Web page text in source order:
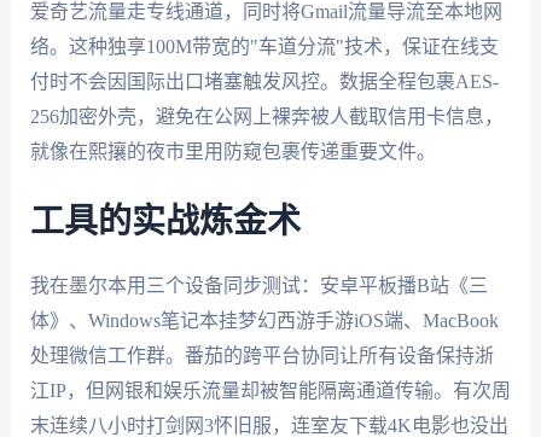
爱奇艺流量走专线通道，同时将Gmail流量导流至本地网
络。这种独享100M带宽的"车道分流"技术，保证在线支
付时不会因国际出口堵塞触发风控。数据全程包裹AES-
256加密外壳，避免在公网上裸奔被人截取信用卡信息，
就像在熙攘的夜市里用防窥包裹传递重要文件。
工具的实战炼金术
我在墨尔本用三个设备同步测试：安卓平板播B站《三
体》、Windows笔记本挂梦幻西游手游iOS端、MacBook
处理微信工作群。番茄的跨平台协同让所有设备保持浙
江IP，但网银和娱乐流量却被智能隔离通道传输。有次周
末连续八小时打剑网3怀旧服，连室友下载4K电影也没出